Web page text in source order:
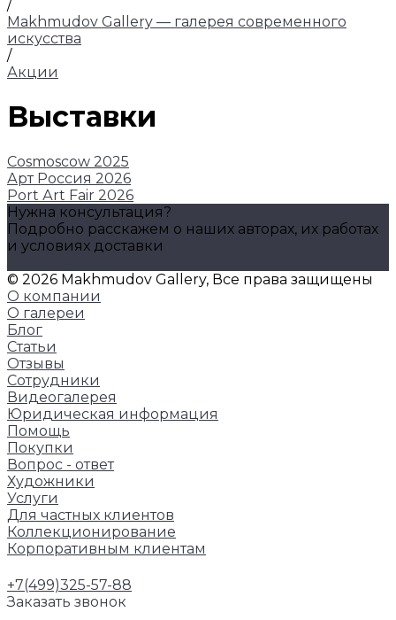
/
Makhmudov Gallery — галерея современного
искусства
/
Акции
Выставки
Cosmoscow 2025
Арт Россия 2026
Port Аrt Fair 2026
Нужна консультация?
Подробно расскажем о наших авторах, их работах
и условиях доставки
© 2026 Makhmudov Gallery, Все права защищены
О компании
О галереи
Блог
Статьи
Отзывы
Сотрудники
Видеогалерея
Юридическая информация
Помощь
Покупки
Вопрос - ответ
Художники
Услуги
Для частных клиентов
Коллекционирование
Корпоративным клиентам
+7(499)325-57-88
Заказать звонок